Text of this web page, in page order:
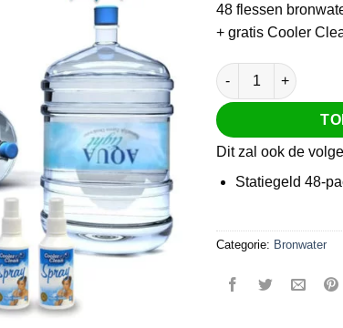
48 flessen
+ gratis Cooler
48-pack bronwater
Dit zal ook de
Statiegeld 48-
Categorie: Bronwater